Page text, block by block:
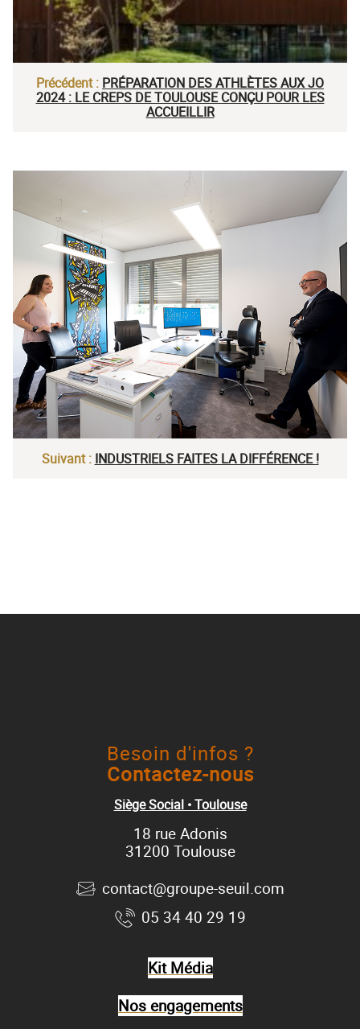
Précédent : PRÉPARATION DES ATHLÈTES AUX JO
2024 : LE CREPS DE TOULOUSE CONÇU POUR LES
ACCUEILLIR
Suivant : INDUSTRIELS FAITES LA DIFFÉRENCE !
Besoin d'infos ?
Contactez-nous
Siège Social • Toulouse
18 rue Adonis
31200 Toulouse
contact@groupe-seuil.com
05 34 40 29 19
Kit Média
Nos engagements